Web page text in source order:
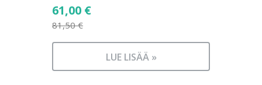
81,50€
Alkuperäinen
hinta
oli:
61,00 €
Nykyinen
on:
LUE LISÄÄ »